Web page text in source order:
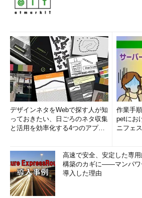
デザインネタをWebで探す人が知
っておきたい、日ごろのネタ収集
と活用を効率化する4つのアプリ
作業手
petにお
ニフェ
高速で安全、安定した専
構築のカギに――マンパワ
導入した理由